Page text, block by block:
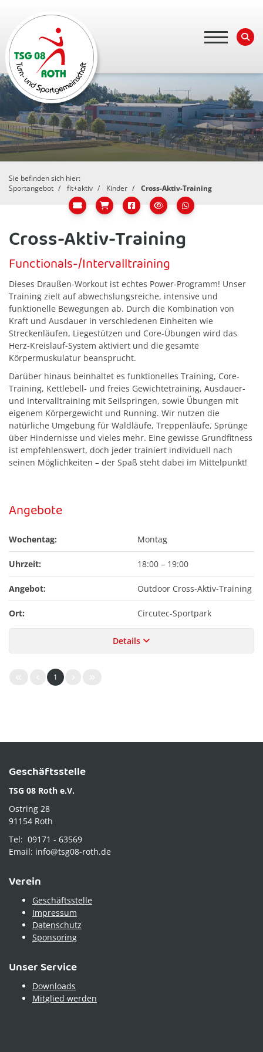
Sie befinden sich hier:
Sportangebot
fit+aktiv Kinder Cross-Aktiv-Training
Cross-Aktiv-Training
Functionals-/Intervalltraining
Dieses Draußen-Workout ist echtes Power-Programm! Unser
Training zielt auf abwechslungsreiche, intensive und
funktionelle Bewegungen ab. Durch die Kombination von
Kraft und Ausdauer in verschiedenen Einheiten wie
Streckenläufen, Liegestützen und Core-Übungen wird das
Herz-Kreislauf-System aktiviert und die gesamte
Körpermuskulatur beansprucht.
Darüber hinaus beinhaltet es funktionelles Training, Core-
Training, Kettlebell- und freies Gewichtetraining, Ausdauer-
und Intervalltraining mit Seilspringen, sowie Übungen mit
eigenem Körpergewicht und Running. Wir nutzen die
natürliche Umgebung für Waldläufe, Treppenläufe, Sprünge
über Hindernisse und vieles mehr. Eine gewisse Grundfitness
ist empfehlenswert, doch jeder trainiert individuell nach
seinen Möglichkeiten – der Spaß steht dabei im Mittelpunkt!
Angebote
Wochentag: Montag
Uhrzeit: 18:00 – 19:00
Angebot: Outdoor Cross-Aktiv-Training
Ort: Circutec-Sportpark
Details
1
Geschäftsstelle
TSG 08 Roth e.V.
Ostring 28
91154 Roth
Tel: 09171 - 63569
Email: info@tsg08-roth.de
Verein
Geschäftsstelle
Impressum
Datenschutz
Sponsoring
Unser Service
Downloads
Mitglied werden